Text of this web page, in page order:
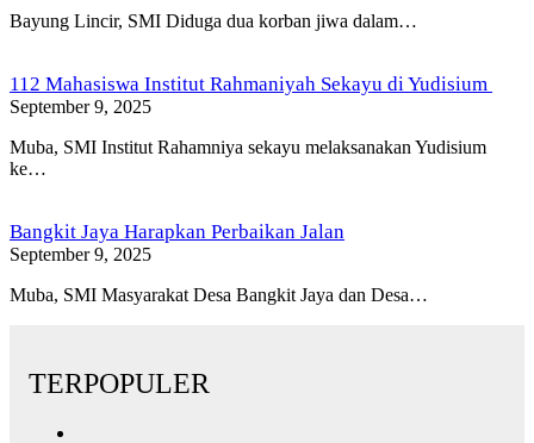
Bayung Lincir, SMI Diduga dua korban jiwa dalam…
112 Mahasiswa Institut Rahmaniyah Sekayu di Yudisium
September 9, 2025
Muba, SMI Institut Rahamniya sekayu melaksanakan Yudisium
ke…
Bangkit Jaya Harapkan Perbaikan Jalan
September 9, 2025
Muba, SMI Masyarakat Desa Bangkit Jaya dan Desa…
TERPOPULER